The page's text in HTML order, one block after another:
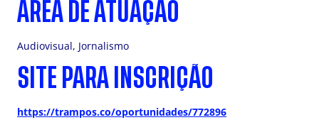
ÁREA DE ATUAÇÃO
Audiovisual, Jornalismo
SITE PARA INSCRIÇÃO
https://trampos.co/oportunidades/772896